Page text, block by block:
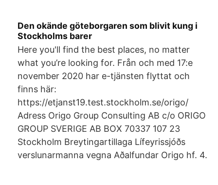
Den okände göteborgaren som blivit kung i
Stockholms barer
Here you'll find the best places, no matter
what you’re looking for. Från och med 17:e
november 2020 har e-tjänsten flyttat och
finns här:
https://etjanst19.test.stockholm.se/origo/
Adress Origo Group Consulting AB c/o ORIGO
GROUP SVERIGE AB BOX 70337 107 23
Stockholm Breytingartillaga Lífeyrissjóðs
verslunarmanna vegna Aðalfundar Origo hf. 4.